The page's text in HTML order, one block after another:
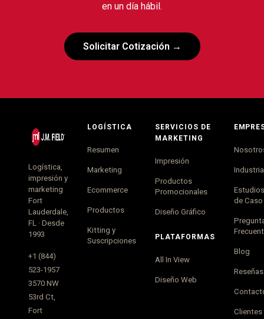
en un día hábil.
Solicitar Cotización →
Logística,
impresión y
marketing
Fort
Lauderdale,
FL · Desde
1993
+1 (844)
523-1957
3570 NW
53rd Ct,
Fort
LOGÍSTICA
Resumen
Marketing
Ecommerce
Productos
Kitting y
Suscripciones
SERVICIOS DE
MARKETING
Impresión
Productos
Promocionales
Diseño Gráfico
PLATAFORMAS
All In View
Diseño Web
Estudios
de Caso
Blog
Reseñas
Clientes